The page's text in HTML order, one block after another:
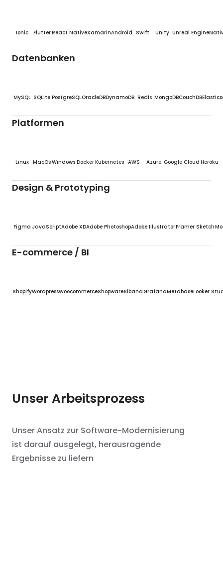
Ionic FlutterReact NativeXamarinAndroid Swift Unity Unreal Engine
Datenbanken
MySQL SQLite PostgreSQLOracleDBDynamoDB Redis MongoDBCouchDB
Platformen
Linux MacOsWindows DockerKubernetes AWS Azure Google Cloud Heroku
Design & Prototyping
Figma JavaScriptAdobe XDAdobe PhotoshopAdobe IllustratorFramer Sketch
E-commerce / BI
ShopifyWordpressWoocommerceShopwareKibanaGrafanaMetabaseLooker
Unser Arbeitsprozess
Unser Ansatz zur Software-Modernisierung
ist darauf ausgelegt, herausragende
Ergebnisse zu liefern